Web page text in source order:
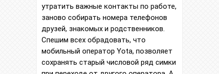
утратить важные контакты по работе,
заново собирать номера телефонов
друзей, знакомых и родственников.
Спешим всех обрадовать, что
мобильный оператор Yota, позволяет
сохранять старый числовой ряд симки